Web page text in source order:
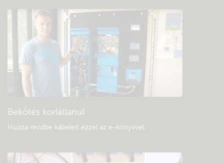
Keressen a közösség tudásbázisában
Általános letöltések és dokumentáció
Bekötés korlátlanul
Hozza rendbe kábeleit ezzel az e-könyvvel.